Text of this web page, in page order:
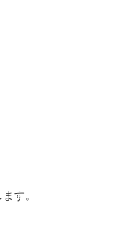
す。